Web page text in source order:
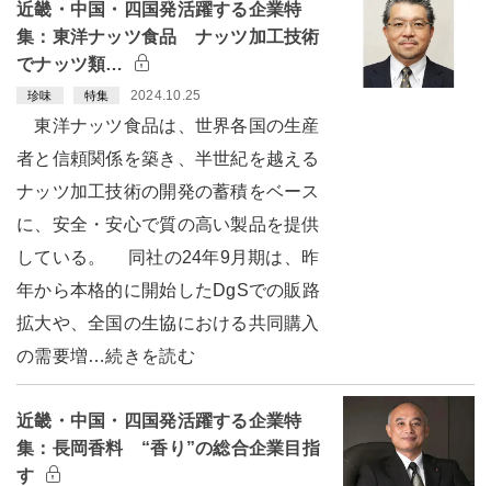
近畿・中国・四国発活躍する企業特
集：東洋ナッツ食品 ナッツ加工技術
でナッツ類…
珍味 特集 2024.10.25
東洋ナッツ食品は、世界各国の生産
者と信頼関係を築き、半世紀を越える
ナッツ加工技術の開発の蓄積をベース
に、安全・安心で質の高い製品を提供
している。 同社の24年9月期は、昨
年から本格的に開始したDgSでの販路
拡大や、全国の生協における共同購入
の需要増…続きを読む
近畿・中国・四国発活躍する企業特
集：長岡香料 “香り”の総合企業目指
す